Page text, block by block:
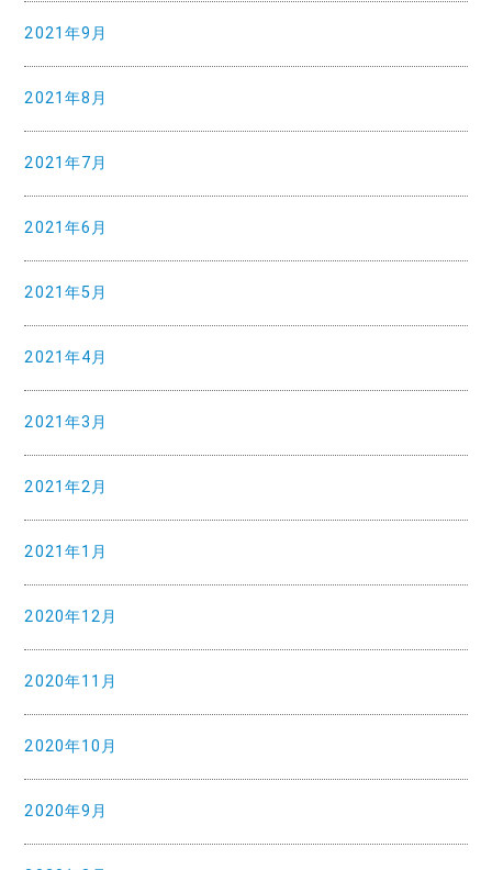
2021年9月
2021年8月
2021年7月
2021年6月
2021年5月
2021年4月
2021年3月
2021年2月
2021年1月
2020年12月
2020年11月
2020年10月
2020年9月